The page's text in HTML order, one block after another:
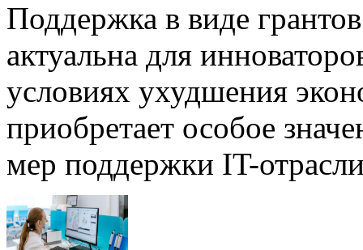
Поддержка в виде
актуальна для
условиях ухудшения
приобретает особое
мер поддержки IT-